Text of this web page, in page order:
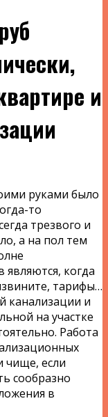
и
руками было
то
трезвого и
а на пол тем
когда
тарифы…
канализации и
на участке
Работа
чище, если
сообразно
в